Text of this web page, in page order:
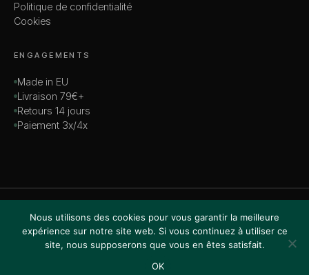
Recherche
Politique de confidentialité
Cookies
ENGAGEMENTS
Made in EU
Livraison 79€+
Retours 14 jours
Paiement 3x/4x
VISA · MASTERCARD · AMEX · PAYPAL
Nous utilisons des cookies pour vous garantir la meilleure
expérience sur notre site web. Si vous continuez à utiliser ce
site, nous supposerons que vous en êtes satisfait.
OK